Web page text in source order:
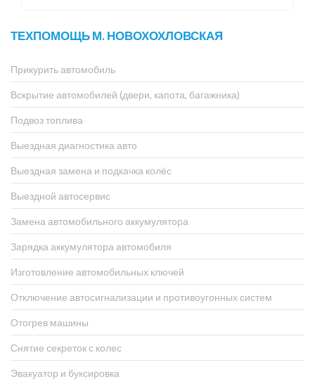
ТЕХПОМОЩЬ М. НОВОХОХЛОВСКАЯ
Прикурить автомобиль
Вскрытие автомобилей (двери, капота, багажника)
Подвоз топлива
Выездная диагностика авто
Выездная замена и подкачка колёс
Выездной автосервис
Замена автомобильного аккумулятора
Зарядка аккумулятора автомобиля
Изготовление автомобильных ключей
Отключение автосигнализации и противоугонных систем
Отогрев машины
Снятие секреток с колес
Эвакуатор и буксировка